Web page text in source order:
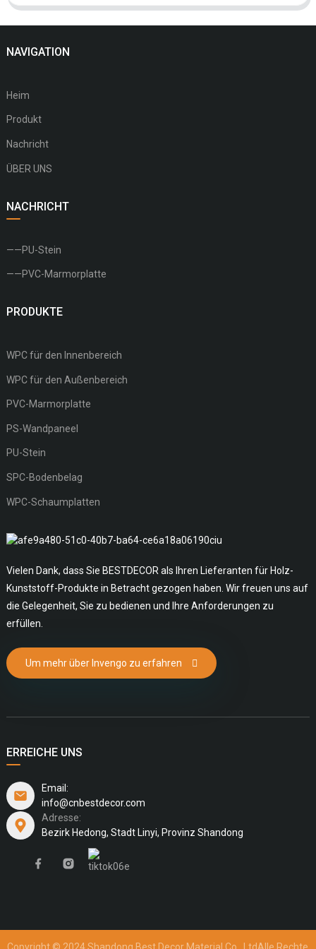
NAVIGATION
Heim
Produkt
Nachricht
ÜBER UNS
NACHRICHT
——PU-Stein
——PVC-Marmorplatte
PRODUKTE
WPC für den Innenbereich
WPC für den Außenbereich
PVC-Marmorplatte
PS-Wandpaneel
PU-Stein
SPC-Bodenbelag
WPC-Schaumplatten
Vielen Dank, dass Sie BESTDECOR als Ihren Lieferanten für Holz-
Kunststoff-Produkte in Betracht gezogen haben. Wir freuen uns auf
die Gelegenheit, Sie zu bedienen und Ihre Anforderungen zu
erfüllen.
Um mehr über Invengo zu erfahren
ERREICHE UNS
Email:
info@cnbestdecor.com
Adresse:
Bezirk Hedong, Stadt Linyi, Provinz Shandong